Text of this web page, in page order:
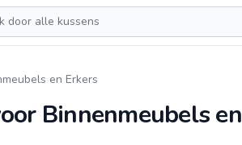
en Erkers
Binnenmeubels en